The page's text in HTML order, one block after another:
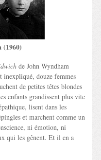
de John Wyndham
inexpliqué, douze femmes
de petites têtes blondes
enfants grandissent plus vite
lisent dans les
et marchent comme un
ni émotion, ni
qui les gênent. Et il en a